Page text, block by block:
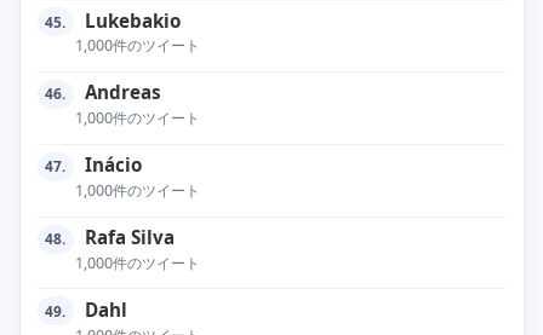
45. Lukebakio
1,000件のツイート
46. Andreas
1,000件のツイート
47. Inácio
1,000件のツイート
48. Rafa Silva
1,000件のツイート
49. Dahl